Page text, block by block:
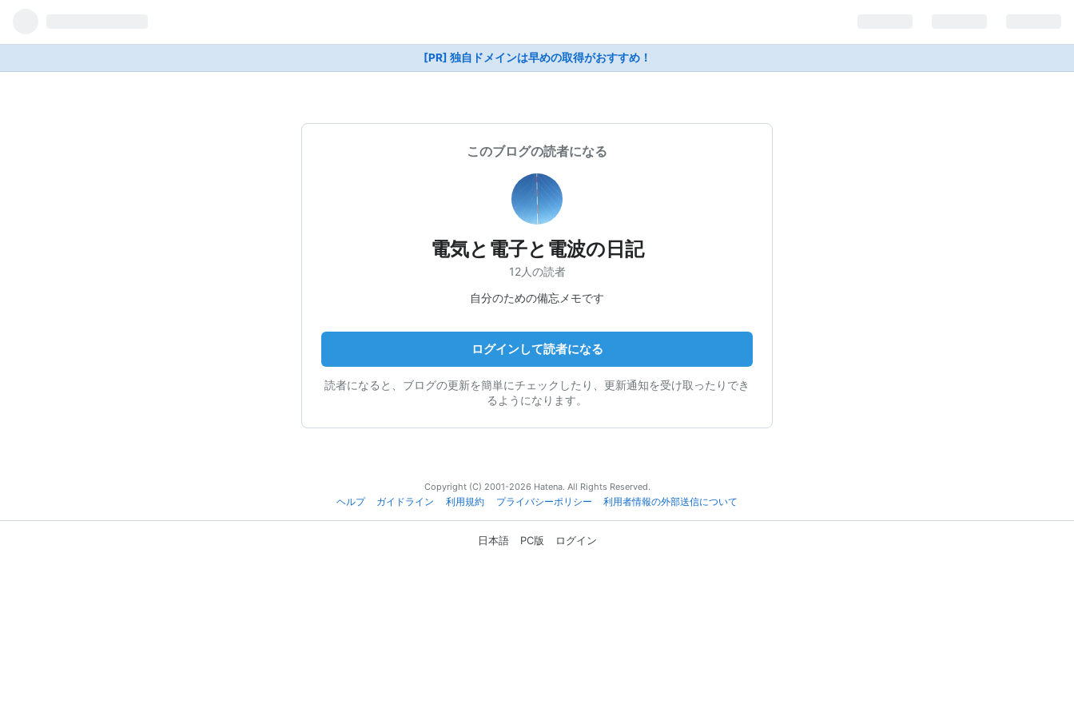
[PR] 独自ドメインは早めの取得がおすすめ！
このブログの読者になる
電気と電子と電波の日記
12人の読者
自分のための備忘メモです
ログインして読者になる
読者になると、ブログの更新を簡単にチェックしたり、更新通知を受け取ったりでき
るようになります。
Copyright (C) 2001-2026 Hatena. All Rights Reserved.
ヘルプ
ガイドライン 利用規約 プライバシーポリシー 利用者情報の外部送信について
日本語 PC版 ログイン